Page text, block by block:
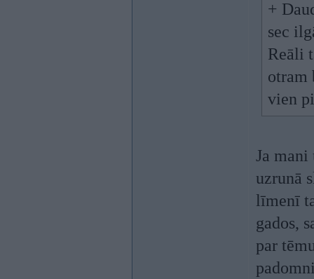
+
sec
Reāli
otram
vien
Ja
uzrunā
līmenī
gados,
par